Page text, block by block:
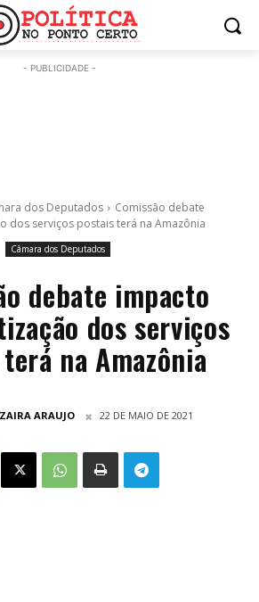
- PUBLICIDADE -
dos Deputados
Comissão debate
dos serviços postais terá na Amazônia
Câmara dos Deputados
debate impacto
dos serviços
na Amazônia
ZAIRA ARAUJO 22 DE MAIO DE 2021